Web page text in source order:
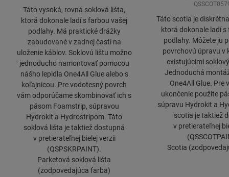
Táto vysoká, rovná soklová lišta,
ktorá dokonale ladí s farbou vašej
podlahy. Má praktické drážky
zabudované v zadnej časti na
uloženie káblov. Soklovú lištu možno
jednoducho namontovať pomocou
nášho lepidla One4All Glue alebo s
koľajnicou. Pre vodotesný povrch
vám odporúčame skombinovať ich s
pásom Foamstrip, súpravou
Hydrokit a Hydrostripom. Táto
soklová lišta je taktiež dostupná
v pretierateľnej bielej verzii
(QSPSKRPAINT).
Parketová soklová lišta
(zodpovedajúca farba)
Táto scotia je
ktorá dokonale ladí
podlahy. Môžete ju
povrchovú úpravu v
existujúcimi
Jednoduchá
One4All Glue. Pre
ukončenie použite
súpravu Hydrokit a
scotia je taktiež
v pretierateľnej
Scotia